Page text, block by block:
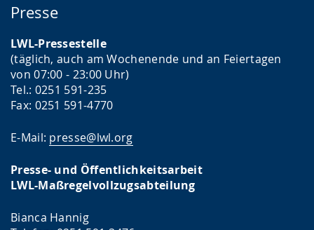
Presse
LWL-Pressestelle
(täglich, auch am Wochenende und an Feiertagen
von 07:00 - 23:00 Uhr)
Tel.: 0251 591-235
Fax: 0251 591-4770
E-Mail: presse@lwl.org
Presse- und Öffentlichkeitsarbeit
LWL-Maßregelvollzugsabteilung
Bianca Hannig